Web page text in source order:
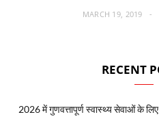
MARCH 19, 2019
RECENT
2026 में गुणवत्तापूर्ण स्वास्थ्य सेवाओं के